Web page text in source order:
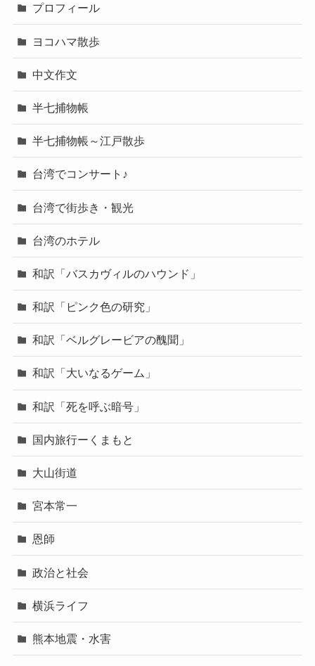
プロフィール
ヨコハマ散歩
中文作文
半七捕物帳
半七捕物帳～江戸散歩
台湾でコンサート♪
台湾で街歩き・観光
台湾のホテル
和訳「バスカヴィルのハウンド」
和訳「ピンク色の研究」
和訳「ベルグレービアの醜聞」
和訳「大いなるゲーム」
和訳「死を呼ぶ暗号」
国内旅行ーくまもと
大山街道
宮本常一
恩師
政治と社会
横浜ライフ
熊本地震・水害